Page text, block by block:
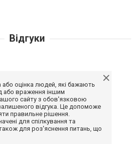
Відгуки
або оцінка людей, які бажають
або враження іншим
сайту з обов'язковою
відгука. Це допоможе
правильне рішення.
для спілкування та
для роз'яснення питань, що